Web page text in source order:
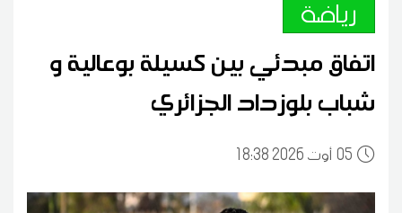
رياضة
اتفاق مبدئي بين كسيلة بوعالية و
شباب بلوزداد الجزائري
0518:38 2026 أوت